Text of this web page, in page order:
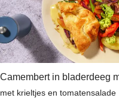
met krieltjes en tomatensalade